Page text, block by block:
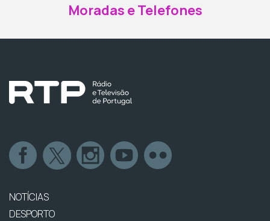
Moradas e Telefones
NOTÍCIAS
DESPORTO